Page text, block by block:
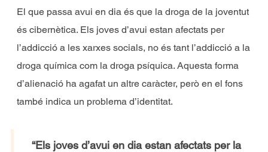
El que passa avui en dia és que la droga de la joventut
és cibernètica. Els joves d’avui estan afectats per
l’addicció a les xarxes socials, no és tant l’addicció a la
droga química com la droga psíquica. Aquesta forma
d’alienació ha agafat un altre caràcter, però en el fons
també indica un problema d’identitat.
“Els joves d’avui en dia estan afectats per la